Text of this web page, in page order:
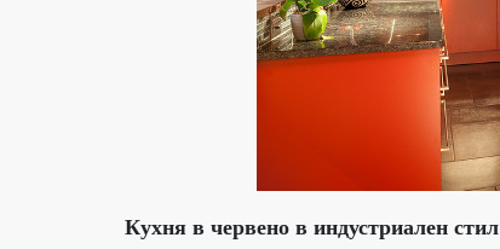
Кухня в червено в индустриален стил